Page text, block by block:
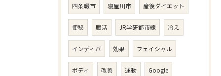
四条畷市 寝屋川市 産後ダイエット
便秘 腸活 JR学研都市線 冷え
インディバ 効果 フェイシャル
ボディ 改善 運動 Google